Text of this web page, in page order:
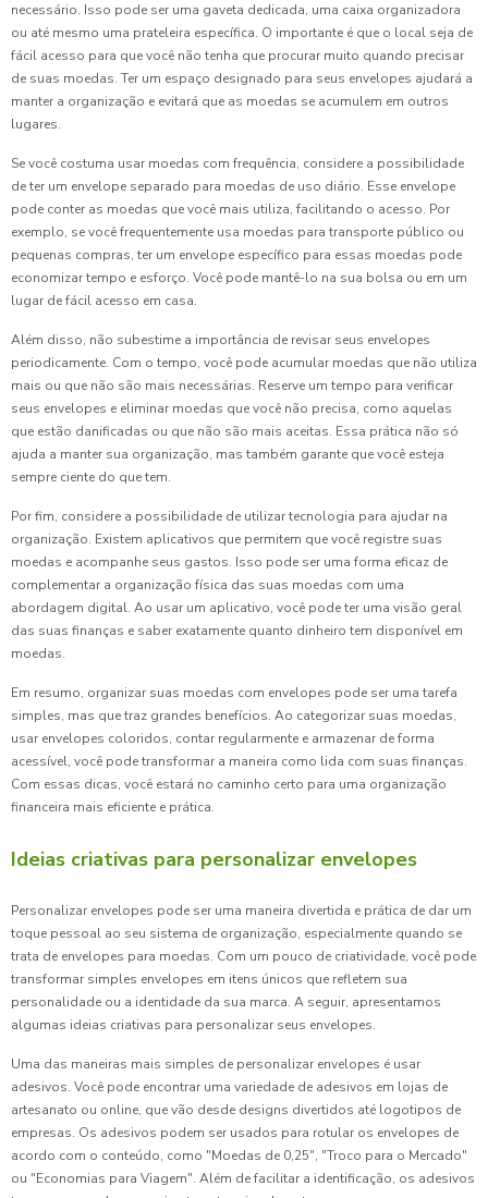
necessário. Isso pode ser uma gaveta dedicada, uma caixa organizadora
ou até mesmo uma prateleira específica. O importante é que o local seja de
fácil acesso para que você não tenha que procurar muito quando precisar
de suas moedas. Ter um espaço designado para seus envelopes ajudará a
manter a organização e evitará que as moedas se acumulem em outros
lugares.
Se você costuma usar moedas com frequência, considere a possibilidade
de ter um envelope separado para moedas de uso diário. Esse envelope
pode conter as moedas que você mais utiliza, facilitando o acesso. Por
exemplo, se você frequentemente usa moedas para transporte público ou
pequenas compras, ter um envelope específico para essas moedas pode
economizar tempo e esforço. Você pode mantê-lo na sua bolsa ou em um
lugar de fácil acesso em casa.
Além disso, não subestime a importância de revisar seus envelopes
periodicamente. Com o tempo, você pode acumular moedas que não utiliza
mais ou que não são mais necessárias. Reserve um tempo para verificar
seus envelopes e eliminar moedas que você não precisa, como aquelas
que estão danificadas ou que não são mais aceitas. Essa prática não só
ajuda a manter sua organização, mas também garante que você esteja
sempre ciente do que tem.
Por fim, considere a possibilidade de utilizar tecnologia para ajudar na
organização. Existem aplicativos que permitem que você registre suas
moedas e acompanhe seus gastos. Isso pode ser uma forma eficaz de
complementar a organização física das suas moedas com uma
abordagem digital. Ao usar um aplicativo, você pode ter uma visão geral
das suas finanças e saber exatamente quanto dinheiro tem disponível em
moedas.
Em resumo, organizar suas moedas com envelopes pode ser uma tarefa
simples, mas que traz grandes benefícios. Ao categorizar suas moedas,
usar envelopes coloridos, contar regularmente e armazenar de forma
acessível, você pode transformar a maneira como lida com suas finanças.
Com essas dicas, você estará no caminho certo para uma organização
financeira mais eficiente e prática.
Ideias criativas para personalizar envelopes
Personalizar envelopes pode ser uma maneira divertida e prática de dar um
toque pessoal ao seu sistema de organização, especialmente quando se
trata de envelopes para moedas. Com um pouco de criatividade, você pode
transformar simples envelopes em itens únicos que refletem sua
personalidade ou a identidade da sua marca. A seguir, apresentamos
algumas ideias criativas para personalizar seus envelopes.
Uma das maneiras mais simples de personalizar envelopes é usar
adesivos. Você pode encontrar uma variedade de adesivos em lojas de
artesanato ou online, que vão desde designs divertidos até logotipos de
empresas. Os adesivos podem ser usados para rotular os envelopes de
acordo com o conteúdo, como "Moedas de 0,25", "Troco para o Mercado"
ou "Economias para Viagem". Além de facilitar a identificação, os adesivos